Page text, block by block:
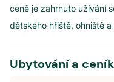
ceně je zahrnuto užívání
dětského hřiště, ohniště
Ubytování a ceník